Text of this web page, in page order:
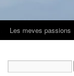
Les meves passions